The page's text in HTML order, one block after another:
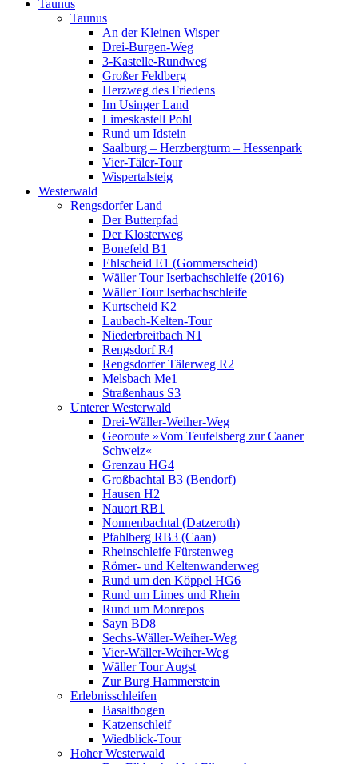
Taunus
Taunus
An der Kleinen Wisper
Drei-Burgen-Weg
3-Kastelle-Rundweg
Großer Feldberg
Herzweg des Friedens
Im Usinger Land
Limeskastell Pohl
Rund um Idstein
Saalburg – Herzbergturm – Hessenpark
Vier-Täler-Tour
Wispertalsteig
Westerwald
Rengsdorfer Land
Der Butterpfad
Der Klosterweg
Bonefeld B1
Ehlscheid E1 (Gommerscheid)
Wäller Tour Iserbachschleife (2016)
Wäller Tour Iserbachschleife
Kurtscheid K2
Laubach-Kelten-Tour
Niederbreitbach N1
Rengsdorf R4
Rengsdorfer Tälerweg R2
Melsbach Me1
Straßenhaus S3
Unterer Westerwald
Drei-Wäller-Weiher-Weg
Georoute »Vom Teufelsberg zur Caaner
Schweiz«
Grenzau HG4
Großbachtal B3 (Bendorf)
Hausen H2
Nauort RB1
Nonnenbachtal (Datzeroth)
Pfahlberg RB3 (Caan)
Rheinschleife Fürstenweg
Römer- und Keltenwanderweg
Rund um den Köppel HG6
Rund um Limes und Rhein
Rund um Monrepos
Sayn BD8
Sechs-Wäller-Weiher-Weg
Vier-Wäller-Weiher-Weg
Wäller Tour Augst
Zur Burg Hammerstein
Erlebnisschleifen
Basaltbogen
Katzenschleif
Wiedblick-Tour
Hoher Westerwald